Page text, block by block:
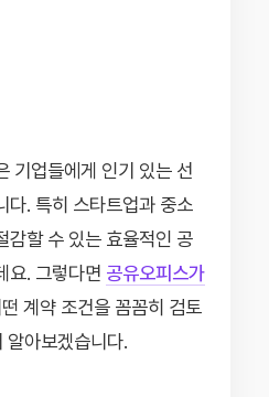
기업들에게 인기 있는 선
다. 특히 스타트업과 중소
감할 수 있는 효율적인 공
요. 그렇다면 공유오피스가
계약 조건을 꼼꼼히 검토
알아보겠습니다.